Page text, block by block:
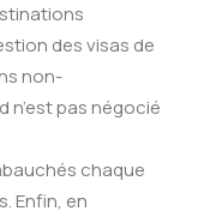
des visas de
non-
n’est pas négocié
chaque
Enfin, en